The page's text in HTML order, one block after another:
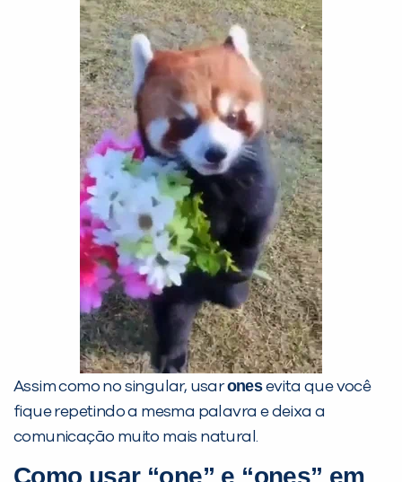
Assim como no singular, usaronesevita que você
fique repetindo a mesma palavra e deixa a
comunicação muito mais natural.
Como usar “one” e “ones” em